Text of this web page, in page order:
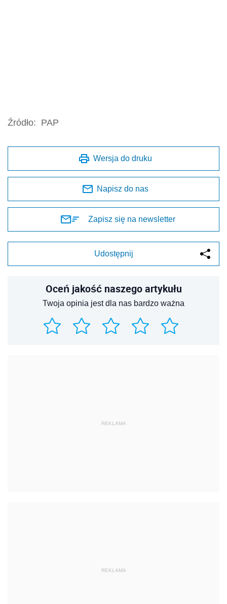
Źródło: PAP
Wersja do druku
Napisz do nas
Zapisz się na newsletter
Udostępnij
Oceń jakość naszego artykułu
Twoja opinia jest dla nas bardzo ważna
REKLAMA
REKLAMA